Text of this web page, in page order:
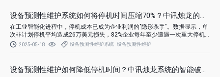
设备预测性维护系统如何将停机时间压缩70%？中讯烛龙的工业
在工业智能化进程中，停机成本已成为企业利润的"隐形杀手"。数据显示，单
次非计划停机平均造成26万美元损失，82%企业每年至少遭遇一次重大停机
事故。中讯烛龙预测性维护系统通过多维感知网络+智能决策引擎的技术架
2025-05-18 设备预测性维护系统 设备预测性维护
设备预测性维护如何降低停机时间？中讯烛龙系统的智能破局之